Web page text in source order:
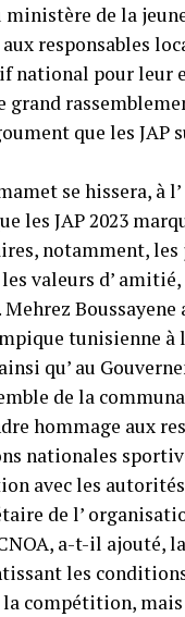
de la
responsables
national pour
grand
que les
se hissera, à
les JAP 2023
notamment,
valeurs d’
tunisienne à
qu’ au
de la
hommage aux
nationales
avec les
de l’
a-t-il ajouté,
les
compétition,